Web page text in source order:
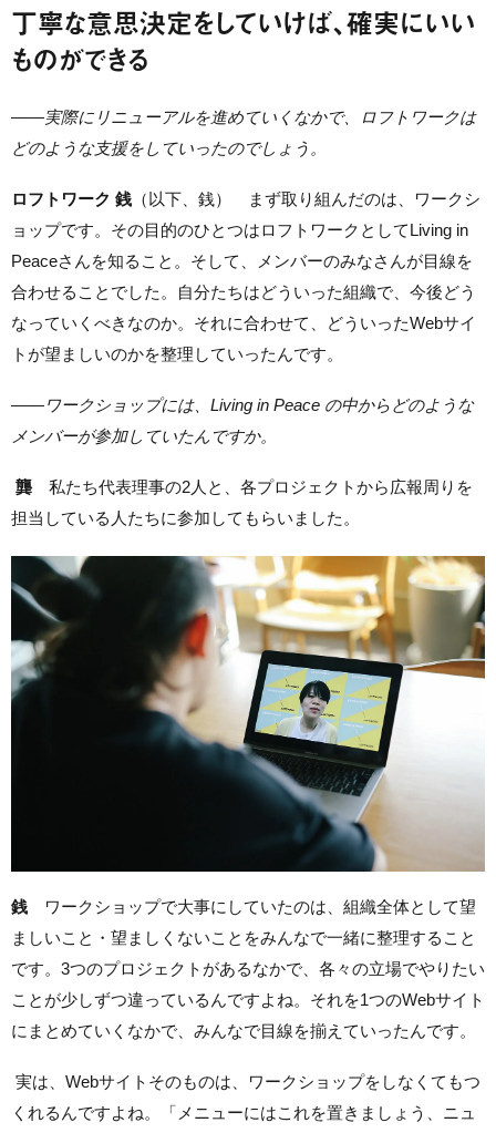
丁寧な意思決定をしていけば、確実にいい
ものができる
——実際にリニューアルを進めていくなかで、ロフトワークは
どのような支援をしていったのでしょう。
ロフトワーク 銭 （以下、銭） まず取り組んだのは、ワークシ
ョップです。その目的のひとつはロフトワークとしてLiving in
Peaceさんを知ること。そして、メンバーのみなさんが目線を
合わせることでした。自分たちはどういった組織で、今後どう
なっていくべきなのか。それに合わせて、どういったWebサイ
トが望ましいのかを整理していったんです。
——ワークショップには、Living in Peace の中からどのような
メンバーが参加していたんですか。
龔 私たち代表理事の2人と、各プロジェクトから広報周りを
担当している人たちに参加してもらいました。
銭
ワークショップで大事にしていたのは、組織全体として望
ましいこと・望ましくないことをみんなで一緒に整理すること
です。3つのプロジェクトがあるなかで、各々の立場でやりたい
ことが少しずつ違っているんですよね。それを1つのWebサイト
にまとめていくなかで、みんなで目線を揃えていったんです。
実は、Webサイトそのものは、ワークショップをしなくてもつ
くれるんですよね。「メニューにはこれを置きましょう、ニュ